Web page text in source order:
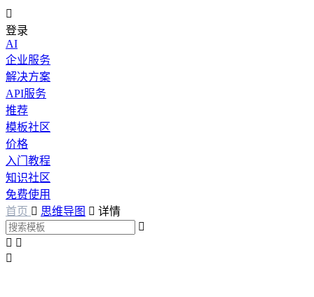

登录
AI
企业服务
解决方案
API服务
推荐
模板社区
价格
入门教程
知识社区
免费使用
首页  思维导图  详情

 
